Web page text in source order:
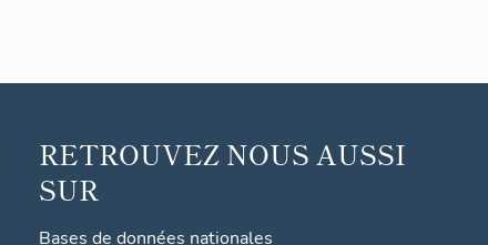
RETROUVEZ NOUS AUSSI
SUR
Bases de données nationales